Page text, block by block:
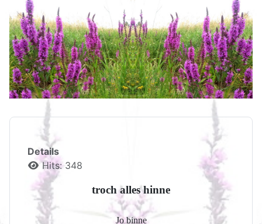
Details
Hits: 348
troch alles hinne
Jo binne